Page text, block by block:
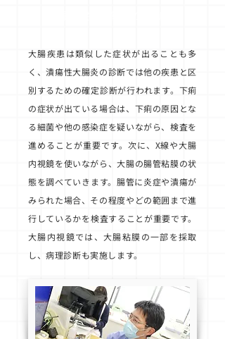
大腸疾患は類似した症状が出ることも多
く、潰瘍性大腸炎の診断では他の疾患と区
別するための確定診断が行われます。下痢
の症状が出ている場合は、下痢の原因とな
る細菌や他の感染症を疑いながら、検査を
進めることが重要です。次に、X線や大腸
内視鏡を使いながら、大腸の腸管粘膜の状
態を調べていきます。腸管に炎症や潰瘍が
みられた場合、その程度やどの範囲まで進
行しているかを検査することが重要です。
大腸内視鏡では、大腸粘膜の一部を採取
し、病理診断も実施します。